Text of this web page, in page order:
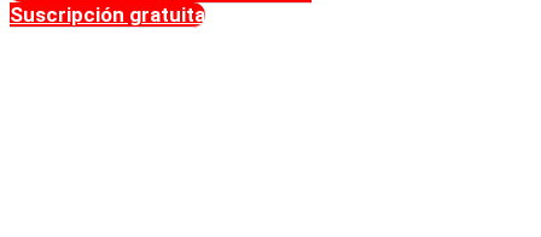
Suscripción gratuita